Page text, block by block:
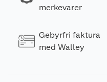
merkevarer
Gebyrfri faktura
med Walley